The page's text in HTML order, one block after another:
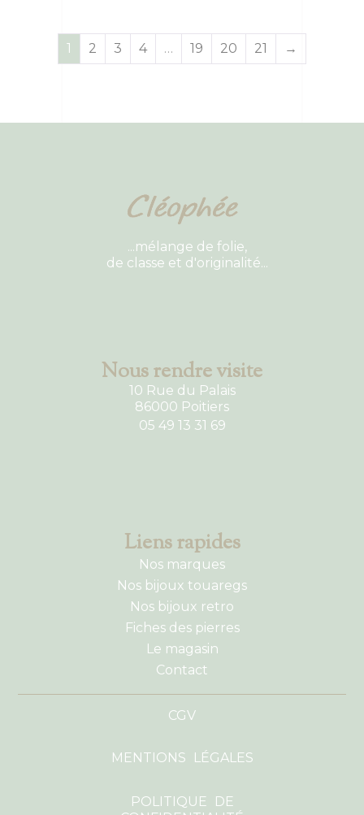
1 2 3 4 … 19 20 21 →
...mélange de folie,
de classe et d'originalité...
Nous rendre visite
10 Rue du Palais
86000 Poitiers
05 49 13 31 69
Liens rapides
Nos marques
Nos bijoux touaregs
Nos bijoux retro
Fiches des pierres
Le magasin
Contact
CGV
MENTIONS LÉGALES
POLITIQUE DE